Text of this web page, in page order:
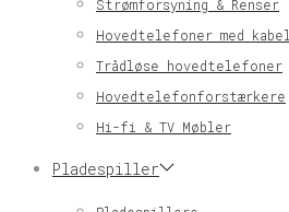
Strømforsyning & Renser
Hovedtelefoner med kabel
Trådløse hovedtelefoner
Hovedtelefonforstærkere
Hi-fi & TV Møbler
Pladespiller